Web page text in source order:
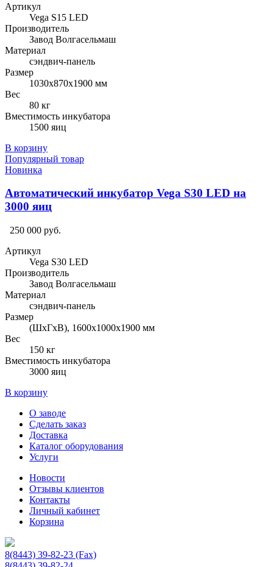
Артикул
Vega S15 LED
Производитель
Завод Волгасельмаш
Материал
сэндвич-панель
Размер
1030х870х1900 мм
Вес
80 кг
Вместимость инкубатора
1500 яиц
В корзину
Популярный товар
Новинка
Автоматический инкубатор Vega S30 LED на
3000 яиц
250 000 руб.
Артикул
Vega S30 LED
Производитель
Завод Волгасельмаш
Материал
сэндвич-панель
Размер
(ШхГхВ), 1600х1000х1900 мм
Вес
150 кг
Вместимость инкубатора
3000 яиц
В корзину
О заводе
Сделать заказ
Доставка
Каталог оборудования
Услуги
Новости
Отзывы клиентов
Контакты
Личный кабинет
Корзина
8(8443) 39-82-23 (Fax)